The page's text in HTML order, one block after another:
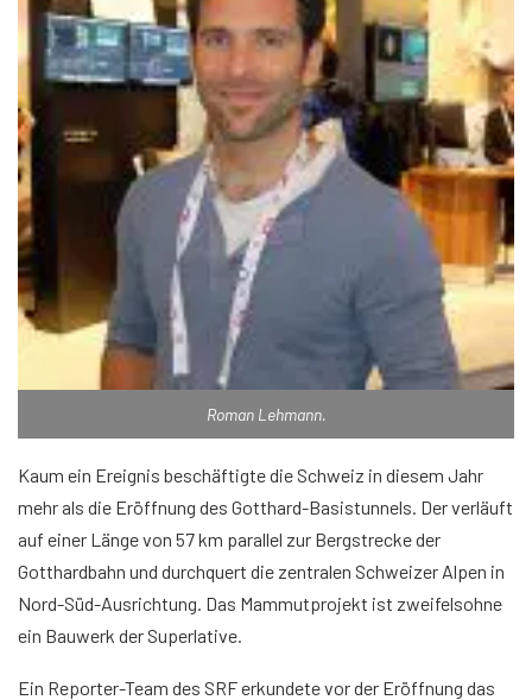
Roman Lehmann.
Kaum ein Ereignis beschäftigte die Schweiz in diesem Jahr
mehr als die Eröffnung des Gotthard-Basistunnels. Der verläuft
auf einer Länge von 57 km parallel zur Bergstrecke der
Gotthardbahn und durchquert die zentralen Schweizer Alpen in
Nord-Süd-Ausrichtung. Das Mammutprojekt ist zweifelsohne
ein Bauwerk der Superlative.
Ein Reporter-Team des SRF erkundete vor der Eröffnung das